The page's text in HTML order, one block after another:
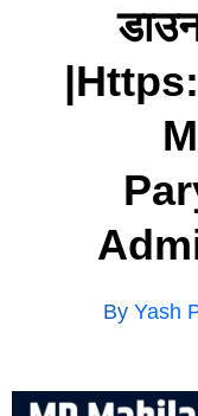
By Yash